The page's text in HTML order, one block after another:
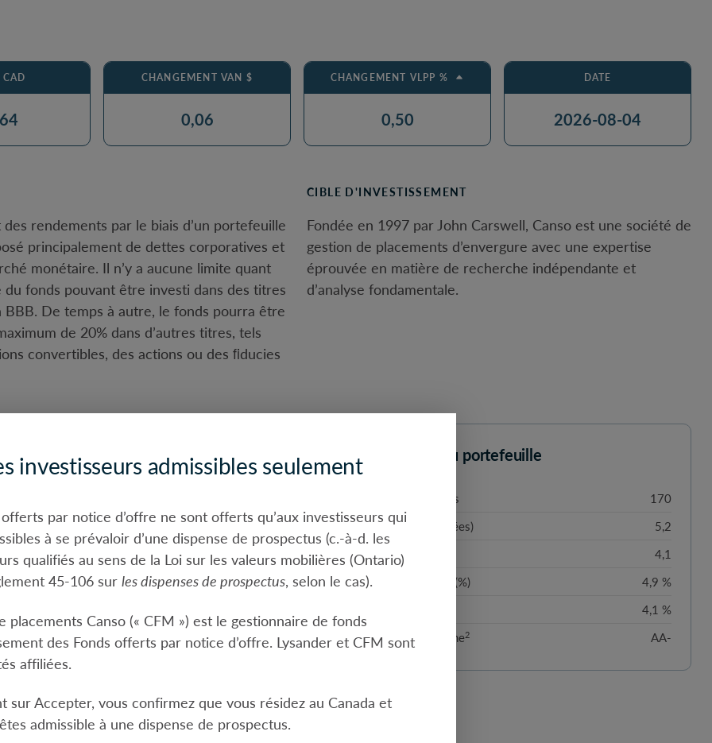
CHANGEMENT VAN $
0,06
CHANGEMENT VLPP %
0,50
DATE
2026-08-04
rendements par le biais d’un portefeuille
principalement de dettes corporatives et
monétaire. Il n’y a aucune limite quant
du fonds pouvant être investi dans des titres
BBB. De temps à autre, le fonds pourra être
de 20% dans d’autres titres, tels
convertibles, des actions ou des ﬁducies
CIBLE D'INVESTISSEMENT
Fondée en 1997 par John Carswell, Canso est une société de
gestion de placements d’envergure avec une expertise
éprouvée en matière de recherche indépendante et
d’analyse fondamentale.
30 juin 2026
CAN
9,5 $ milliards
gestion
0,65 %
2025
0,77 %
initial
s.o.
sont post-distribution
Caractéristiques du portefeuille
Nombre de titres détenus
170
Échéance moyenne (années)
5,2
Durée moyenne (années)
4,1
Rendement à l’échéance (%)
4,9 %
4,1 %
Qualité du crédit moyenne2 AA-
investisseurs admissibles seulement
par notice d’offre ne sont offerts qu’aux investisseurs qui
à se prévaloir d’une dispense de prospectus (c.-à-d. les
qualifiés au sens de la Loi sur les valeurs mobilières (Ontario)
45-106 sur les dispenses de prospectus, selon le cas).
placements Canso (« CFM ») est le gestionnaire de fonds
des Fonds offerts par notice d’offre. Lysander et CFM sont
affiliées.
sur Accepter, vous confirmez que vous résidez au Canada et
admissible à une dispense de prospectus.